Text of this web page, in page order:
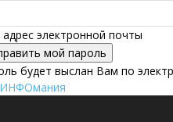
электронной почты
будет выслан Вам по
ИНФОмания